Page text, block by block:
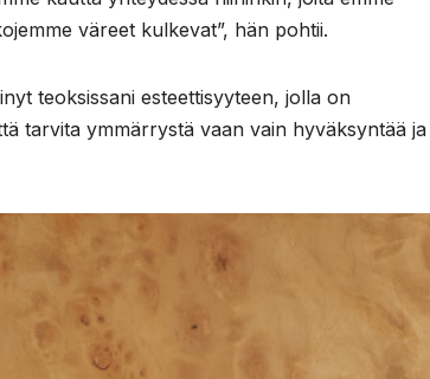
väreet kulkevat”, hän pohtii.
teoksissani esteettisyyteen, jolla on
tarvita ymmärrystä vaan vain hyväksyntää ja